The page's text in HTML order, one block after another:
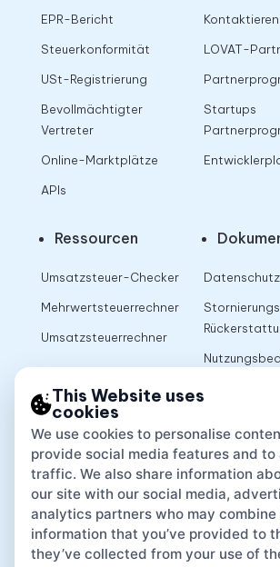
EPR-Bericht
Steuerkonformität
USt-Registrierung
Bevollmächtigter
Vertreter
Online-Marktplätze
APIs
Kontaktieren
LOVAT-
Startups
Ressourcen
Umsatzsteuer-Checker
Mehrwertsteuerrechner
Umsatzsteuerrechner
This Website uses
cookies
We use cookies to personalise
provide social media features and to
traffic. We also share information
our site with our social media,
analytics partners who may
information that you’ve provided to
they’ve collected from your use of